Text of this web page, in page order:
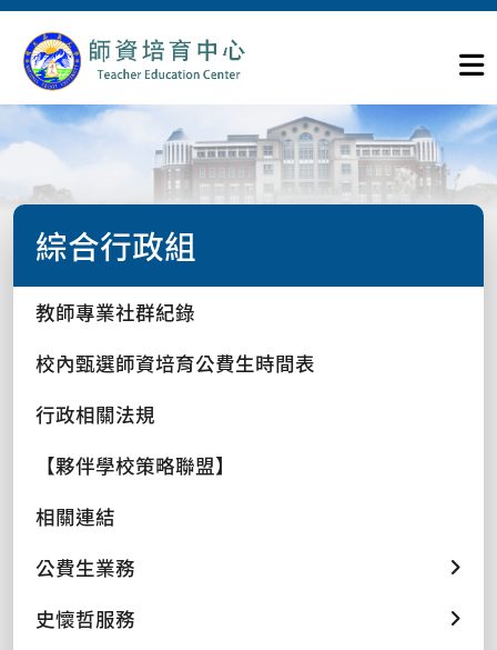
綜合行政組
教師專業社群紀錄
校內甄選師資培育公費生時間表
行政相關法規
【夥伴學校策略聯盟】
相關連結
公費生業務
史懷哲服務